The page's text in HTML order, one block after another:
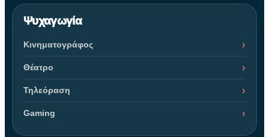
Ψυχαγωγία
Κινηματογράφος
Θέατρο
Τηλεόραση
Gaming